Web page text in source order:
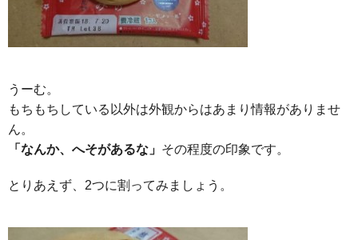
うーむ。
もちもちしている以外は外観からはあまり情報がありませ
ん。
「なんか、へそがあるな」 その程度の印象です。
とりあえず、2つに割ってみましょう。